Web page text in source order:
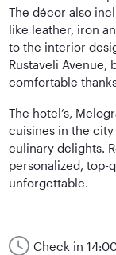
The décor also
like leather, iron
to the interior
Rustaveli Avenue,
comfortable
The hotel’s,
cuisines in the
culinary delights.
personalized, top-
unforgettable.
Check in